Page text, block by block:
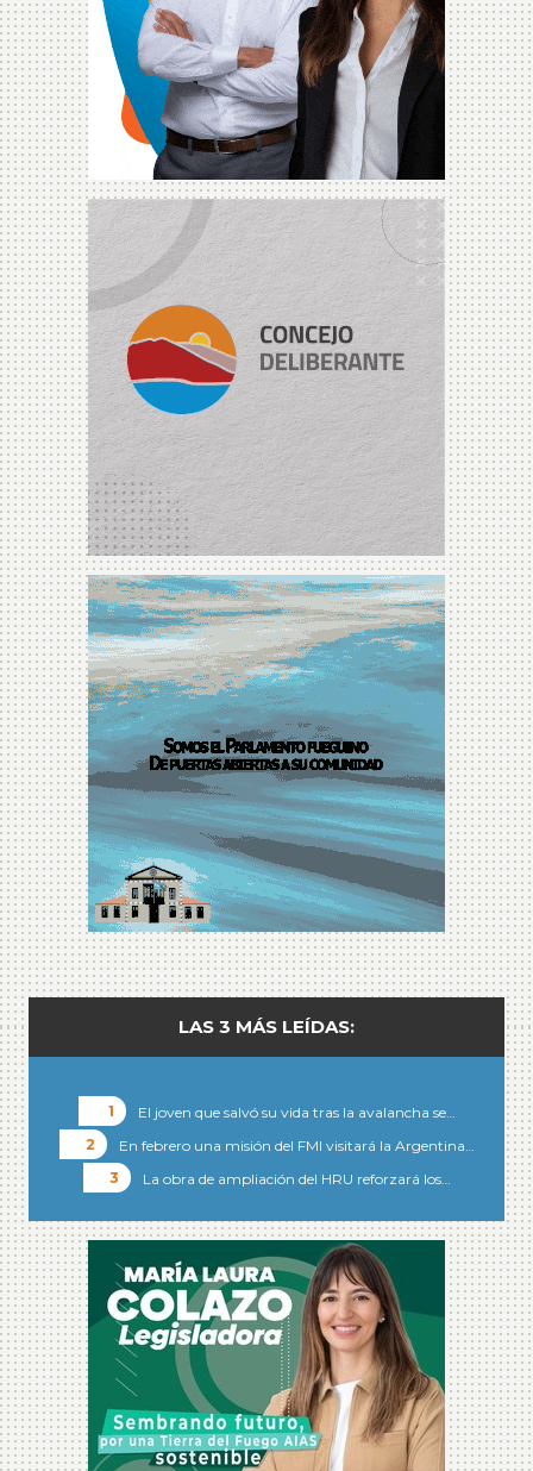
LAS 3 MÁS LEÍDAS:
El joven que salvó su vida tras la avalancha se…
En febrero una misión del FMI visitará la Argentina…
La obra de ampliación del HRU reforzará los…